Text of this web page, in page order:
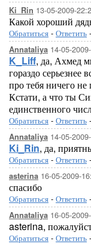
Ki_Rin 13-05-2009-
Какой хороший
Обратиться - Ответить -
Annataliya 14-05-
K_Liff, да, Ахмед
гораздо серьезнее
про тебя ничего не
Кстати, а что ты
единственного
Обратиться - Ответить -
Annataliya 14-05-
Ki_Rin, да,
Обратиться - Ответить -
asterina 16-05-2009-
спасибо
Обратиться - Ответить -
Annataliya 16-05-
asterina,
Обратиться - Ответить -